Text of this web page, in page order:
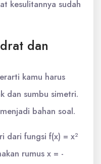
kesulitannya sudah
dan
kamu harus
dan sumbu simetri.
bahan soal.
dari fungsi f(x) = x²
rumus x = -